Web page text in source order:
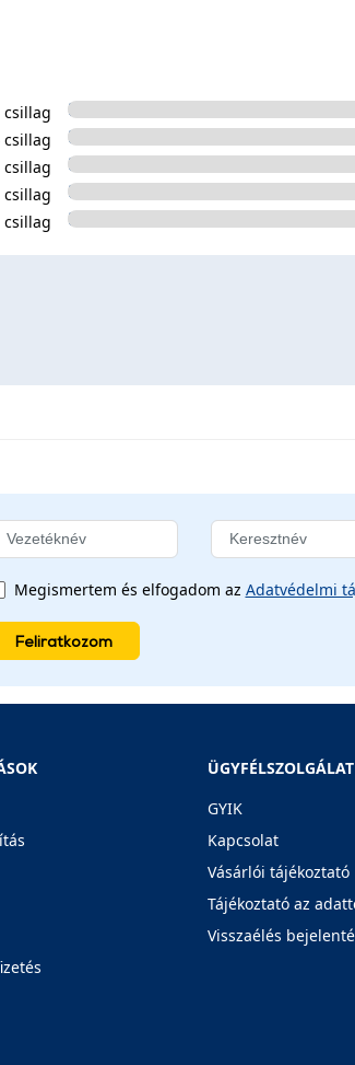
csillag
csillag
csillag
csillag
csillag
Megismertem és elfogadom az Adatvédelmi
Feliratkozom
ÜGYFÉLSZOLGÁLAT
GYIK
Kapcsolat
Vásárlói tájékoztató
Tájékoztató az
Visszaélés